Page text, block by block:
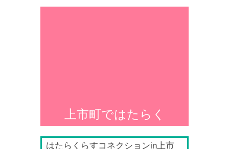
上市町ではたらく
はたらくらすコネクションin上市